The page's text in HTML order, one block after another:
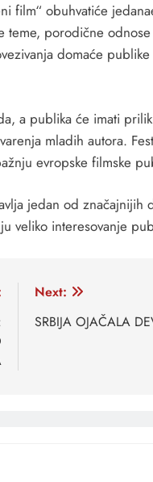
film“ obuhvatiće
teme, porodične
domaće publike
a publika će imati
mladih autora.
evropske filmske
jedan od
veliko interesovanje
Next:
SRBIJA OJAČALA